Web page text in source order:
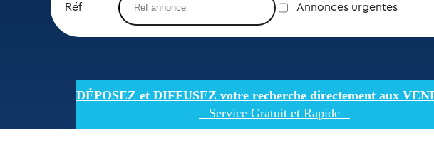
Réf Annonces urgentes
DÉPOSEZ et DIFFUSEZ votre recherche directement aux
– Service Gratuit et Rapide –